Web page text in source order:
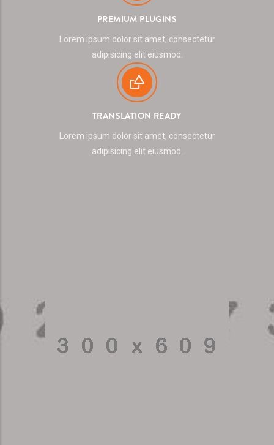
PREMIUM PLUGINS
Lorem ipsum dolor sit amet, consectetur
adipisicing elit eiusmod.
TRANSLATION READY
Lorem ipsum dolor sit amet, consectetur
adipisicing elit eiusmod.